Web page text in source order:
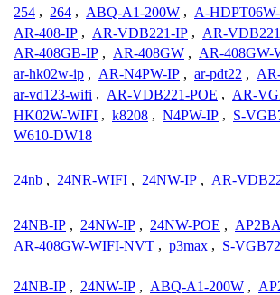
254 , 264 , ABQ-A1-200W , A-
AR-408-IP , AR-VDB221-IP , AR-
AR-408GB-IP , AR-408GW , AR-
ar-hk02w-ip , AR-N4PW-IP , ar-pdt22 ,
ar-vd123-wifi , AR-VDB221-POE , AR-
HK02W-WIFI , k8208 , N4PW-IP , S-
W610-DW18
24nb , 24NR-WIFI , 24NW-IP , AR-
24NB-IP , 24NW-IP , 24NW-POE ,
AR-408GW-WIFI-NVT , p3max , S-
24NB-IP , 24NW-IP , ABQ-A1-200W ,